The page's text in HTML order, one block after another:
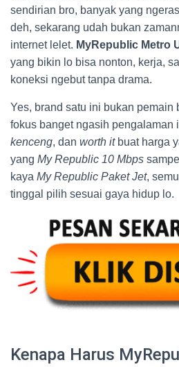
sendirian bro, banyak yang
deh, sekarang udah bukan
internet lelet. MyRepublic Metro
yang bikin lo bisa nonton, kerja,
koneksi ngebut tanpa drama.
Yes, brand satu ini bukan pemain
fokus banget ngasih pengalaman
kenceng, dan worth itbuat harga
yang My Republic 10 Mbps
kaya My Republic Paket Jet,
tinggal pilih sesuai gaya hidup lo.
Kenapa Harus